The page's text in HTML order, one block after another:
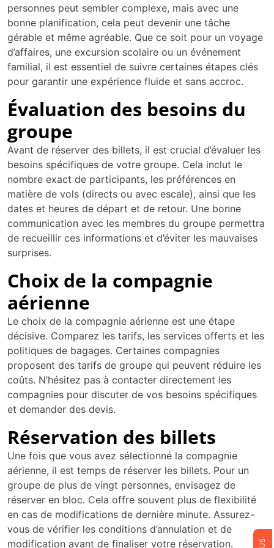
personnes peut sembler complexe, mais avec une
bonne planification, cela peut devenir une tâche
gérable et même agréable. Que ce soit pour un voyage
d’affaires, une excursion scolaire ou un événement
familial, il est essentiel de suivre certaines étapes clés
pour garantir une expérience fluide et sans accroc.
Évaluation des besoins du
groupe
Avant de réserver des billets, il est crucial d’évaluer les
besoins spécifiques de votre groupe. Cela inclut le
nombre exact de participants, les préférences en
matière de vols (directs ou avec escale), ainsi que les
dates et heures de départ et de retour. Une bonne
communication avec les membres du groupe permettra
de recueillir ces informations et d’éviter les mauvaises
surprises.
Choix de la compagnie
aérienne
Le choix de la compagnie aérienne est une étape
décisive. Comparez les tarifs, les services offerts et les
politiques de bagages. Certaines compagnies
proposent des tarifs de groupe qui peuvent réduire les
coûts. N’hésitez pas à contacter directement les
compagnies pour discuter de vos besoins spécifiques
et demander des devis.
Réservation des billets
Une fois que vous avez sélectionné la compagnie
aérienne, il est temps de réserver les billets. Pour un
groupe de plus de vingt personnes, envisagez de
réserver en bloc. Cela offre souvent plus de flexibilité
en cas de modifications de dernière minute. Assurez-
vous de vérifier les conditions d’annulation et de
modification avant de finaliser votre réservation.